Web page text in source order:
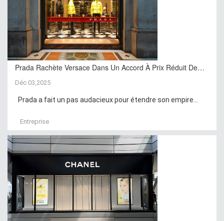
Prada Rachète Versace Dans Un Accord À Prix Réduit De…
Déc 03,2025
Prada a fait un pas audacieux pour étendre son empire...
Entreprise